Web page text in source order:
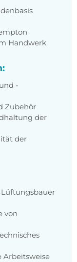
Handwerk
-
Zubehör
der
der
Lüftungsbauer
von
Arbeitsweise